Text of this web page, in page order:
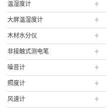
温湿度计
大屏温湿度计
木材水分仪
非接触式测电笔
噪音计
照度计
风速计